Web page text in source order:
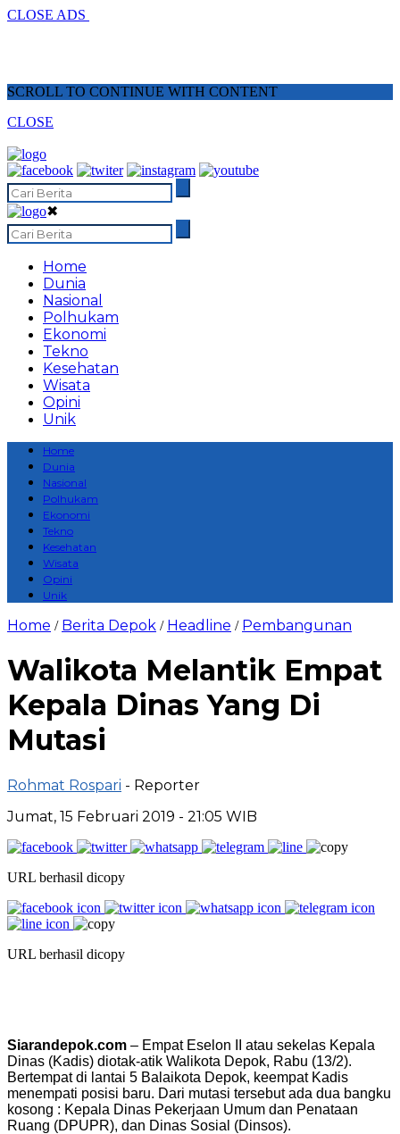
CLOSE ADS
SCROLL TO CONTINUE WITH CONTENT
CLOSE
✖
Home
Dunia
Nasional
Polhukam
Ekonomi
Tekno
Kesehatan
Wisata
Opini
Unik
Home
Dunia
Nasional
Polhukam
Ekonomi
Tekno
Kesehatan
Wisata
Opini
Unik
Home / Berita Depok / Headline / Pembangunan
Walikota Melantik Empat
Kepala Dinas Yang Di
Mutasi
Rohmat Rospari - Reporter
Jumat, 15 Februari 2019 - 21:05 WIB
URL berhasil dicopy
URL berhasil dicopy
Siarandepok.com – Empat Eselon II atau sekelas Kepala
Dinas (Kadis) diotak-atik Walikota Depok, Rabu (13/2).
Bertempat di lantai 5 Balaikota Depok, keempat Kadis
menempati posisi baru. Dari mutasi tersebut ada dua bangku
kosong : Kepala Dinas Pekerjaan Umum dan Penataan
Ruang (DPUPR), dan Dinas Sosial (Dinsos).